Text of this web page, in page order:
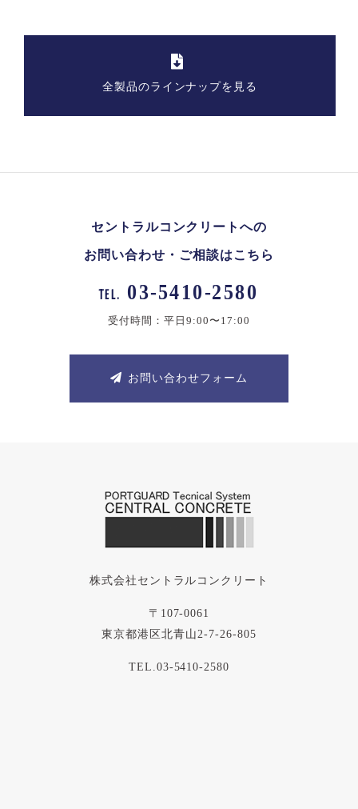
全製品のラインナップを見る
セントラルコンクリートへの
お問い合わせ・ご相談はこちら
TEL. 03-5410-2580
受付時間：平日9:00〜17:00
お問い合わせフォーム
株式会社セントラルコンクリート
〒107-0061
東京都港区北青山2-7-26-805
TEL.03-5410-2580